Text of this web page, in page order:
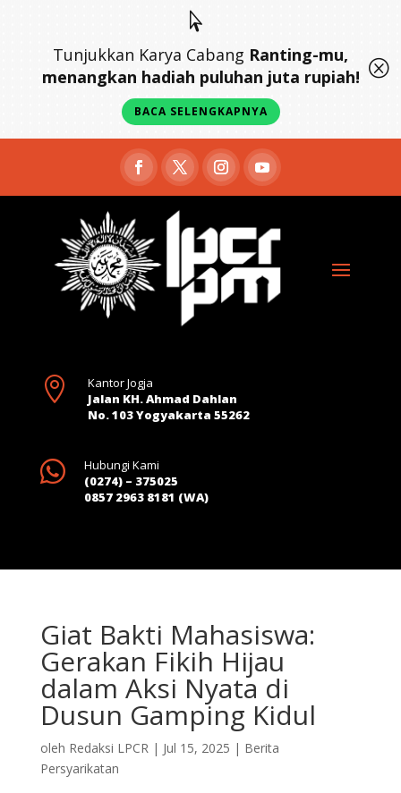

Tunjukkan Karya Cabang Ranting-mu,
menangkan hadiah puluhan juta rupiah!
BACA SELENGKAPNYA
Q

Kantor Jogja
Jalan KH. Ahmad Dahlan
No. 103 Yogyakarta 55262

Hubungi Kami
(0274) – 375025
0857 2963 8181 (WA)
Giat Bakti Mahasiswa:
Gerakan Fikih Hijau
dalam Aksi Nyata di
Dusun Gamping Kidul
oleh Redaksi LPCR| Jul 15, 2025 | Berita
Persyarikatan